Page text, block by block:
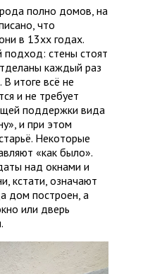
полно домов, на
что
в 13хх годах.
подход: стены стоят
каждый раз
итоге всё не
и не требует
поддержки вида
и при этом
Некоторые
«как было».
над окнами и
кстати, означают
дом построен, а
или дверь